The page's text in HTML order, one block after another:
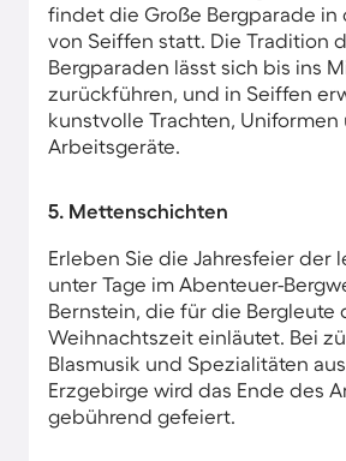
findet die Große Bergparade in
von Seiffen statt. Die Tradition
Bergparaden lässt sich bis ins
zurückführen, und in Seiffen
kunstvolle Trachten, Uniformen
Arbeitsgeräte.
5. Mettenschichten
Erleben Sie die Jahresfeier der
unter Tage im Abenteuer-
Bernstein, die für die Bergleute
Weihnachtszeit einläutet. Bei
Blasmusik und Spezialitäten
Erzgebirge wird das Ende des
gebührend gefeiert.